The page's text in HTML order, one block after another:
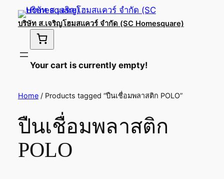
บริษัท ส.เจริญโฮมสแควร์ จำกัด (SC Homesquare)
Your cart is currently empty!
Home/ Products tagged “ปืนเชื่อมพลาสติก POLO”
ปืนเชื่อมพลาสติก
POLO